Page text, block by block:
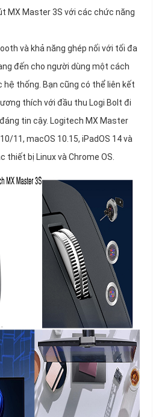
MX Master 3S với các chức năng
và khả năng ghép nối với tối đa
đến cho người dùng một cách
hệ thống. Bạn cũng có thể liên kết
thích với đầu thu Logi Bolt đi
tin cậy. Logitech MX Master
11, macOS 10.15, iPadOS 14 và
thiết bị Linux và Chrome OS.